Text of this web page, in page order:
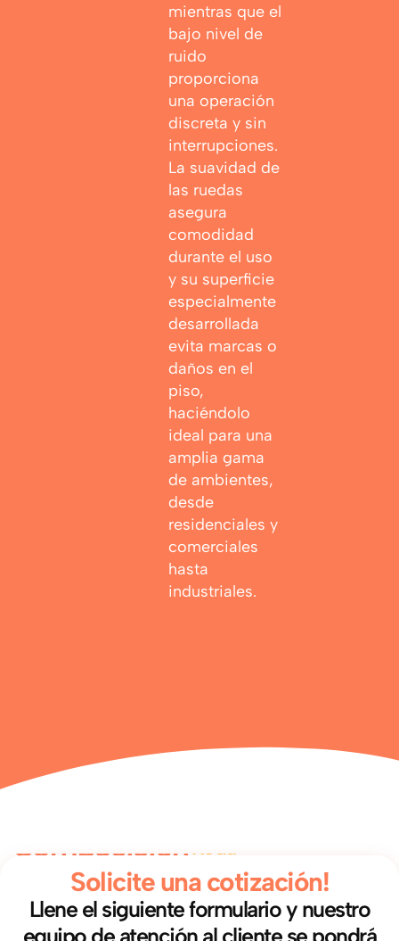
mientras que el
bajo nivel de
ruido
proporciona
una operación
discreta y sin
interrupciones.
La suavidad de
las ruedas
asegura
comodidad
durante el uso
y su superficie
especialmente
desarrollada
evita marcas o
daños en el
piso,
haciéndolo
ideal para una
amplia gama
de ambientes,
desde
residenciales y
comerciales
hasta
industriales.
ComposiciónRoda
Solicite una cotización!
Llene el siguiente formulario y nuestro
equipo de atención al cliente se pondrá